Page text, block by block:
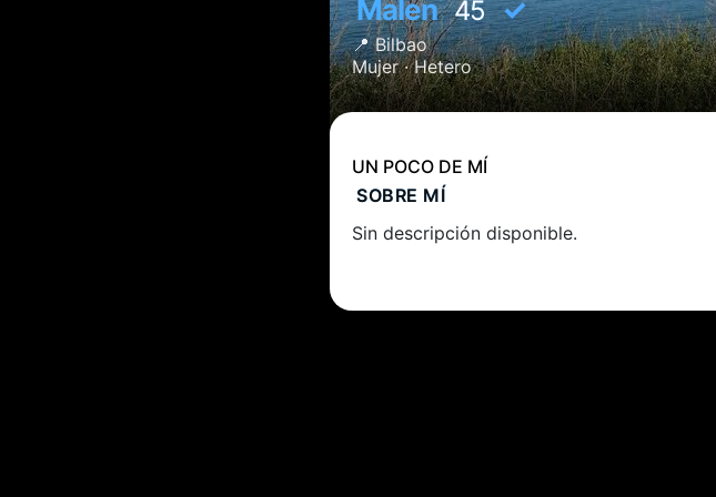
Malen45✓
📍Bilbao
Mujer ·Hetero
UN POCO DE MÍ
SOBRE MÍ
Sin descripción disponible.